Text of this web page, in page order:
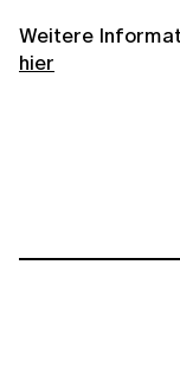
Weitere
hier